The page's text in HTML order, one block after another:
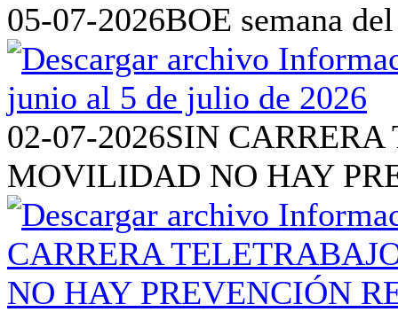
05-07-2026BOE semana
02-07-2026SIN
MOVILIDAD NO HAY